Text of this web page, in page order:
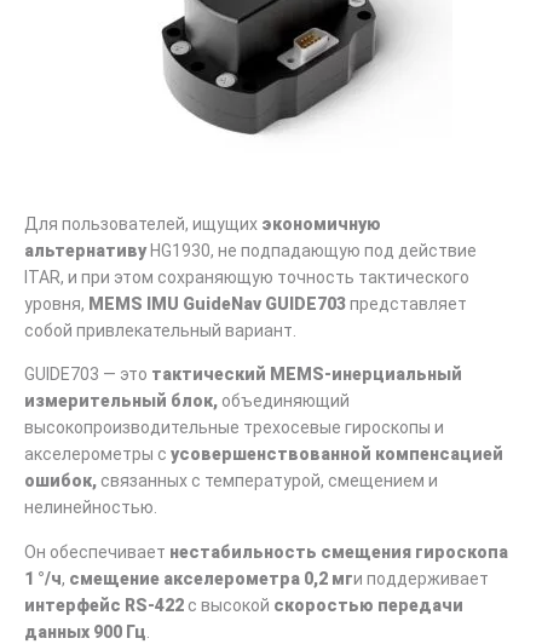
Для пользователей, ищущих экономичную
альтернативуHG1930, не подпадающую под действие
ITAR, и при этом сохраняющую точность тактического
уровня, MEMS IMU GuideNav GUIDE703представляет
собой привлекательный вариант.
GUIDE703 — это тактический MEMS-инерциальный
измерительный блок, объединяющий
высокопроизводительные трехосевые гироскопы и
акселерометры с усовершенствованной компенсацией
ошибок, связанных с температурой, смещением и
нелинейностью.
Он обеспечивает нестабильность смещения гироскопа
1 °/ч, смещение акселерометра 0,2 мги поддерживает
интерфейс RS-422 с высокой скоростью передачи
данных 900 Гц